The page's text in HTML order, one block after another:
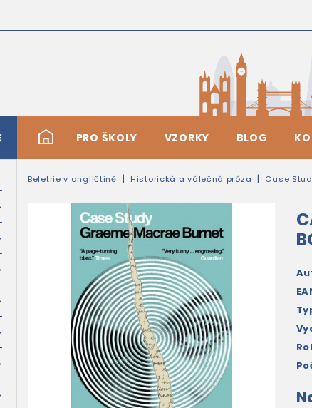
# PRO ŠKOLY VZORKY BLOG
Beletrie v angličtině Historická a válečná próza Case